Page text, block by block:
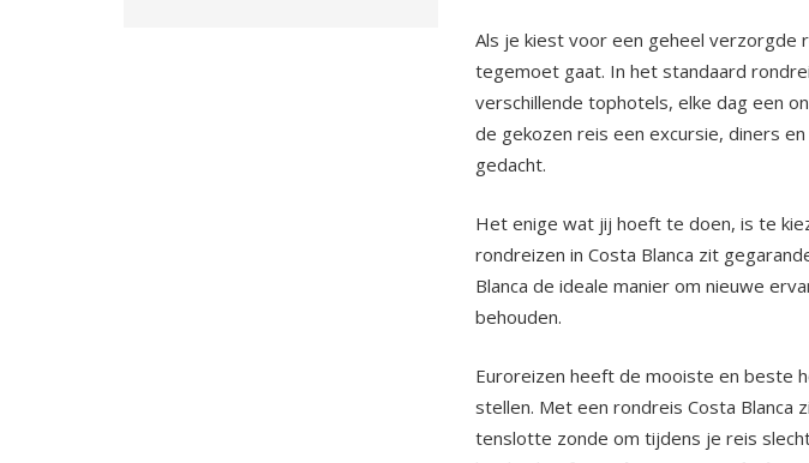
Als je kiest voor een geheel verzorgde
tegemoet gaat. In het standaard
verschillende tophotels, elke dag een
de gekozen reis een excursie, diners
gedacht.
Het enige wat jij hoeft te doen, is te
rondreizen in Costa Blanca zit
Blanca de ideale manier om nieuwe
behouden.
Euroreizen heeft de mooiste en beste
stellen. Met een rondreis Costa Blanca
tenslotte zonde om tijdens je reis